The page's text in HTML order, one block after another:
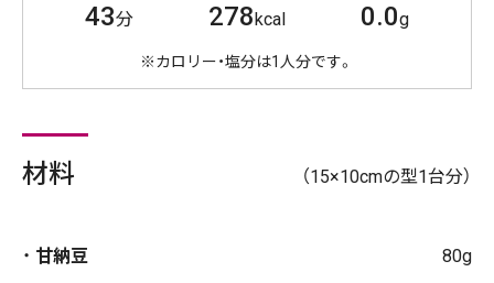
43分 278kcal 0.0g
※カロリー・塩分は1人分です。
材料 （15×10cmの型1台分）
甘納豆 80g